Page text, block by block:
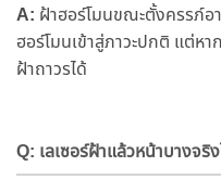
A: ฝ้าฮอร์โมนขณะตั้งครรภ์อ
ฮอร์โมนเข้าสู่ภาวะปกติ แต่ห
ฝ้าถาวรได้
Q: เลเซอร์ฝ้าแล้วหน้าบางจริ